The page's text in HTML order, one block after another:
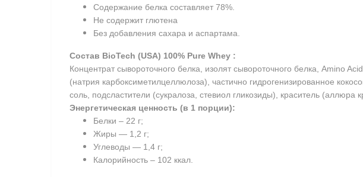
Содержание белка составляет 78%.
Не содержит глютена
Без добавления сахара и аспартама.
Состав BioTech (USA) 100% Pure Whey :
Концентрат сывороточного белка, изолят сывороточного белка, Amino
(натрия карбоксиметилцеллюлоза), частично гидрогенизированное
соль, подсластители (сукралоза, стевиол гликозиды), краситель (аллюра
Энергетическая ценность (в 1 порции):
Белки – 22 г;
Жиры — 1,2 г;
Углеводы — 1,4 г;
Калорийность – 102 ккал.